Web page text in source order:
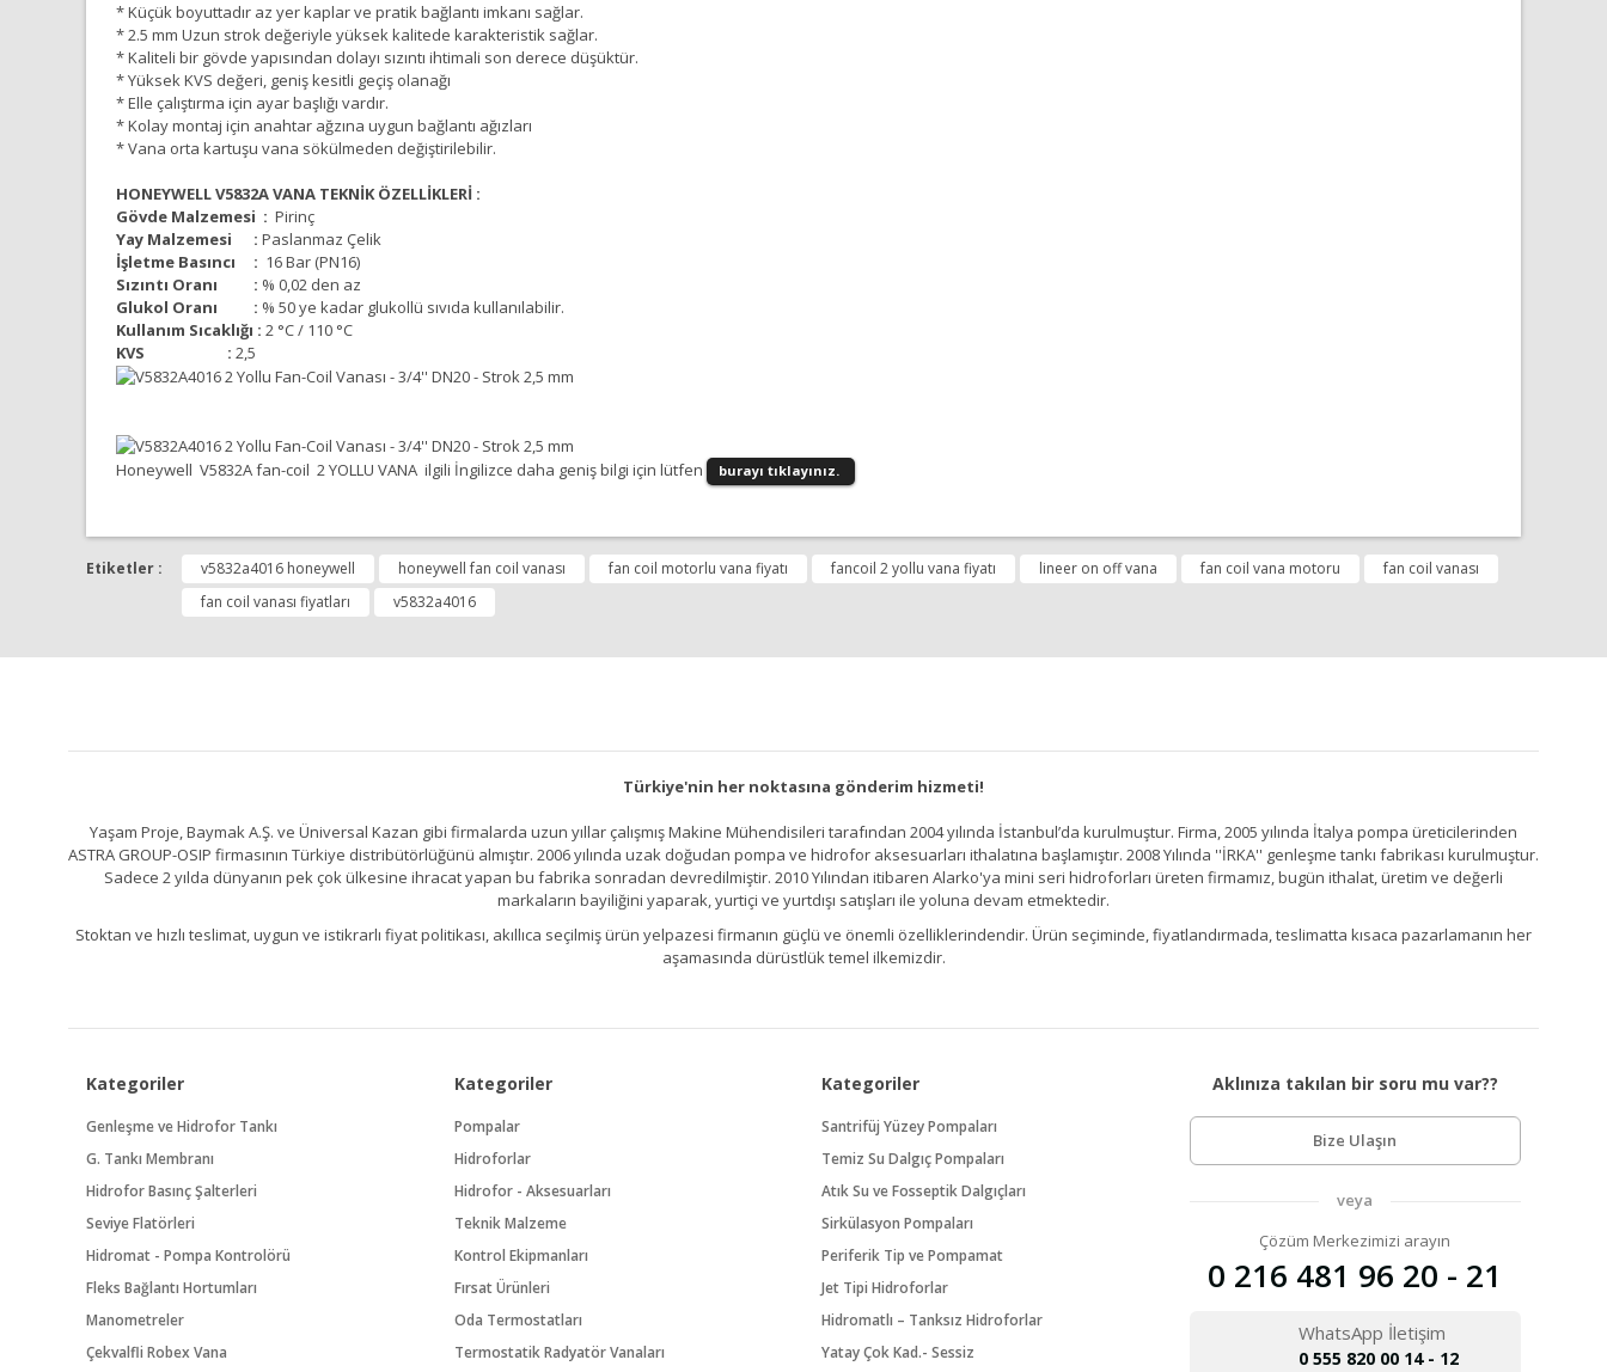
* Küçük boyuttadır az yer kaplar ve pratik bağlantı imkanı sağlar.
* 2.5 mm Uzun strok değeriyle yüksek kalitede karakteristik sağlar.
* Kaliteli bir gövde yapısından dolayı sızıntı ihtimali son derece düşüktür.
* Yüksek KVS değeri, geniş kesitli geçiş olanağı
* Elle çalıştırma için ayar başlığı vardır.
* Kolay montaj için anahtar ağzına uygun bağlantı ağızları
* Vana orta kartuşu vana sökülmeden değiştirilebilir.
HONEYWELL V5832A VANA TEKNİK ÖZELLİKLERİ :
Gövde Malzemesi : Pirinç
Yay Malzemesi : Paslanmaz Çelik
İşletme Basıncı : 16 Bar (PN16)
Sızıntı Oranı : % 0,02 den az
Glukol Oranı : % 50 ye kadar glukollü sıvıda kullanılabilir.
Kullanım Sıcaklığı : 2 °C / 110 °C
KVS : 2,5
Honeywell V5832A fan-coil 2 YOLLU VANA ilgili İngilizce daha geniş bilgi için lütfen burayı tıklayınız.
Bu ürüne ilk yorumu siz yapın!
Bu ürünün fiyat bilgisi, resim, ürün açıklamalarında ve diğer konularda yetersiz gördüğünüz noktaları öneri formunu kullanarak tarafımıza iletebilirsiniz.
Görüş ve önerileriniz için teşekkür ederiz.
Ürün resmi kalitesiz, bozuk veya görüntülenemiyor.
Bu ürüne benzer farklı alternatifler olmalı.
Gönder
Etiketler : v5832a4016 honeywell honeywell fan coil vanası fan coil motorlu vana fiyatı fancoil 2 yollu vana fiyatı lineer on off vana fan coil vana motoru
fan coil vanası
fan coil vanası fiyatları
v5832a4016
Türkiye'nin her noktasına gönderim hizmeti!
Yaşam Proje, Baymak A.Ş. ve Üniversal Kazan gibi firmalarda uzun yıllar çalışmış Makine Mühendisileri tarafından 2004 yılında İstanbul’da kurulmuştur. Firma, 2005 yılında İtalya pompa üreticilerinden
ASTRA GROUP-OSIP firmasının Türkiye distribütörlüğünü almıştır. 2006 yılında uzak doğudan pompa ve hidrofor aksesuarları ithalatına başlamıştır. 2008 Yılında ''İRKA'' genleşme tankı fabrikası kurulmuştur.
Sadece 2 yılda dünyanın pek çok ülkesine ihracat yapan bu fabrika sonradan devredilmiştir. 2010 Yılından itibaren Alarko'ya mini seri hidroforları üreten firmamız, bugün ithalat, üretim ve değerli
markaların bayiliğini yaparak, yurtiçi ve yurtdışı satışları ile yoluna devam etmektedir.
Stoktan ve hızlı teslimat, uygun ve istikrarlı fiyat politikası, akıllıca seçilmiş ürün yelpazesi firmanın güçlü ve önemli özelliklerindendir. Ürün seçiminde, fiyatlandırmada, teslimatta kısaca pazarlamanın her
aşamasında dürüstlük temel ilkemizdir.
Kategoriler
Genleşme ve Hidrofor Tankı
G. Tankı Membranı
Hidrofor Basınç Şalterleri
Seviye Flatörleri
Hidromat - Pompa Kontrolörü
Fleks Bağlantı Hortumları
Manometreler
Çekvalfli Robex Vana
Kategoriler
Pompalar
Hidroforlar
Hidrofor - Aksesuarları
Teknik Malzeme
Kontrol Ekipmanları
Fırsat Ürünleri
Oda Termostatları
Termostatik Radyatör Vanaları
Kategoriler
Santrifüj Yüzey Pompaları
Temiz Su Dalgıç Pompaları
Atık Su ve Fosseptik Dalgıçları
Sirkülasyon Pompaları
Periferik Tip ve Pompamat
Jet Tipi Hidroforlar
Hidromatlı – Tanksız Hidroforlar
Yatay Çok Kad.- Sessiz
Aklınıza takılan bir soru mu var??
Bize Ulaşın
veya
Çözüm Merkezimizi arayın
0 216 481 96 20 - 21
WhatsApp İletişim
0 555 820 00 14 - 12